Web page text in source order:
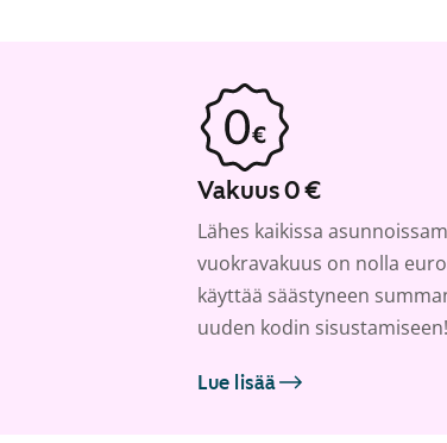
Vakuus 0 €
Lähes kaikissa
vuokravakuus on nolla
käyttää säästyneen
uuden kodin sisustamiseen!
Lue lisää